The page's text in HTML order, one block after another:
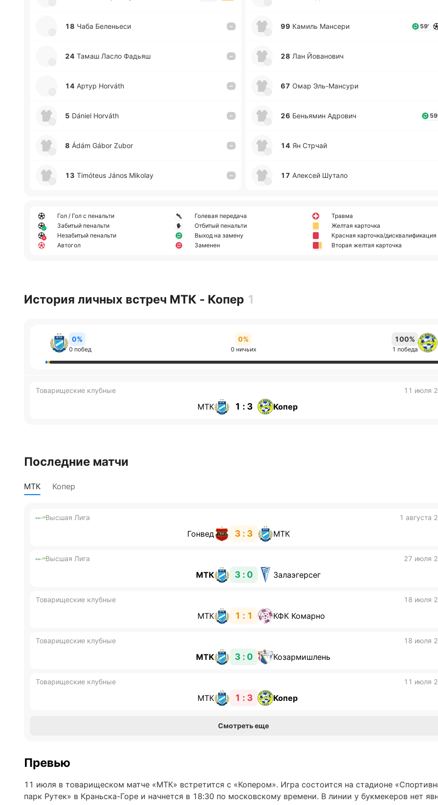
18 Чаба Бе­ле­нье­си –
24 Тамаш Ласло Фадьяш –
14 Артур Horváth –
5 Dániel Horváth –
8 Ádám Gábor Zubor –
13 Timóteus János Mikolay –
99 Камиль Ма­нсе­ри 59'
28 Лан Йо­ва­но­вич
67 Омар Эль-Ма­нсу­ри
26 Бе­нья­мин Адро­вич
14 Ян Стрчай
17 Але­ксей Шутало
Гол / Гол с пенальти
Забитый пенальти
Незабитый пенальти
Автогол
Голевая передача
Отбитый пенальти
Выход на замену
Заменен
Травма
Желтая карточка
Красная карточка/дисквалификация
Вторая желтая карточка
История личных встреч МТК - Копер 1
0%
0 побед
0%
0 ничьих
100%
1 победа
Товарищеские клубные 11 июля
МТК 1 : 3 Копер
Последние матчи
МТК Копер
Высшая Лига 1 августа
Гонвед 3 : 3 МТК
Высшая Лига 27 июля
МТК 3 : 0 Залаэгерсег
Товарищеские клубные 18 июля
МТК 1 : 1 КФК Комарно
Товарищеские клубные 18 июля
МТК 3 : 0 Козармишлень
Товарищеские клубные 11 июля
МТК 1 : 3 Копер
Смотреть еще
Превью
11 июля в товарищеском матче «МТК» встретится с «Копером». Игра состоится на стадионе
парк Рутек» в Краньска-Горе и начнется в 18:30 по московскому времени. В линии у букмекеров нет